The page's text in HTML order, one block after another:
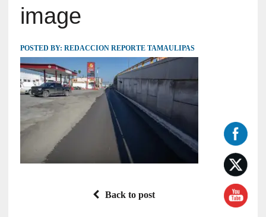
image
POSTED BY: REDACCION REPORTE TAMAULIPAS
Back to post